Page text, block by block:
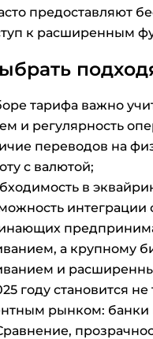
предоставляют
к расширенным
тарифа важно
и регулярность
переводов на
с валютой;
в
интеграции с
а крупному
и
году становится
рынком: банки